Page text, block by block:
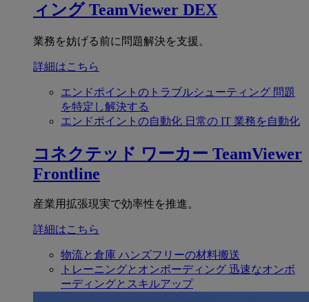
ィング TeamViewer DEX
業務を妨げる前に問題解決を支援。
詳細はこちら
エンドポイントのトラブルシューティング 問題
を特定し解決する
エンドポイントの自動化 日常の IT 業務を自動化
コネクテッド ワーカー TeamViewer
Frontline
産業用拡張現実で効率性を推進。
詳細はこちら
物流と倉庫 ハンズフリーの材料搬送
トレーニングとオンボーディング 迅速なオンボ
ーディングとスキルアップ